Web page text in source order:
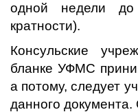
одной недели
кратности).
Консульские
бланке УФМС
а потому, следует
данного